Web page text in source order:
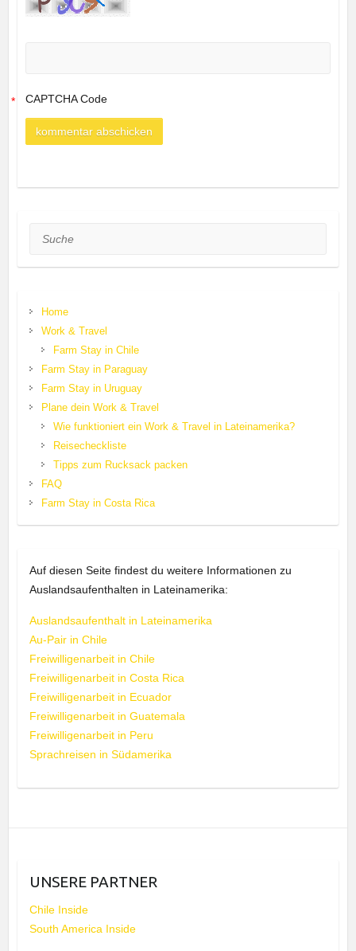
CAPTCHA Code
*
Suche
Home
Work & Travel
Farm Stay in Chile
Farm Stay in Paraguay
Farm Stay in Uruguay
Plane dein Work & Travel
Wie funktioniert ein Work & Travel in Lateinamerika?
Reisecheckliste
Tipps zum Rucksack packen
FAQ
Farm Stay in Costa Rica
Auf diesen Seite findest du weitere Informationen zu
Auslandsaufenthalten in Lateinamerika:
Auslandsaufenthalt in Lateinamerika
Au-Pair in Chile
Freiwilligenarbeit in Chile
Freiwilligenarbeit in Costa Rica
Freiwilligenarbeit in Ecuador
Freiwilligenarbeit in Guatemala
Freiwilligenarbeit in Peru
Sprachreisen in Südamerika
UNSERE PARTNER
Chile Inside
South America Inside